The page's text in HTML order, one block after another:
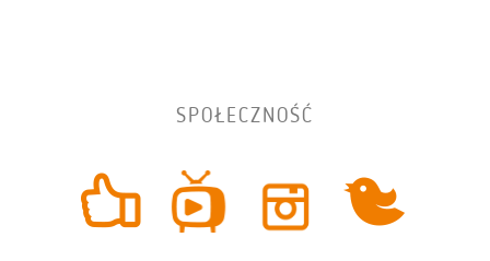
SPOŁECZNOŚĆ